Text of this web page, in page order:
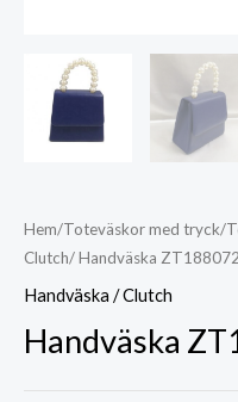
Hem/Toteväskor med tryck/
Clutch/ Handväska ZT188072
Handväska / Clutch
Handväska